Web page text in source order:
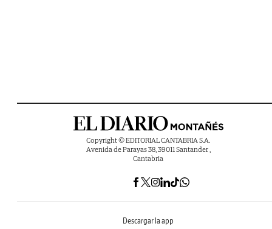
Copyright © EDITORIAL CANTABRIA S.A.
Avenida de Parayas 38, 39011 Santander ,
Cantabria
Descargar la app